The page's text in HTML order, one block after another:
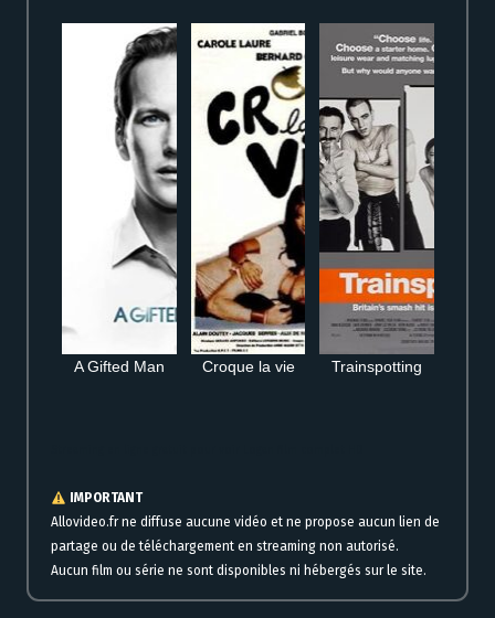
A Gifted Man Croque la vie Trainspotting
IMPORTANT
Allovideo.fr ne diffuse aucune vidéo et ne propose aucun lien de
partage ou de téléchargement en streaming non autorisé.
Aucun film ou série ne sont disponibles ni hébergés sur le site.